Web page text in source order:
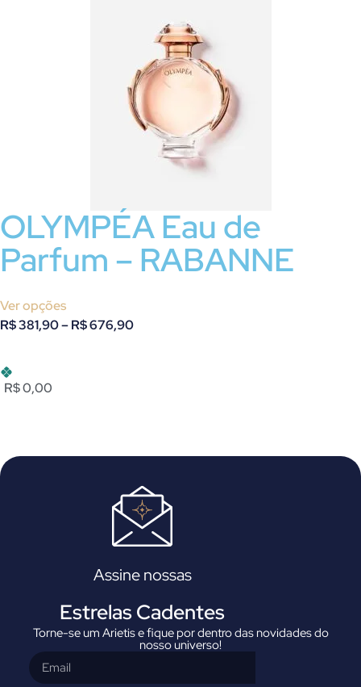
OLYMPÉA Eau de
Parfum – RABANNE
Ver opções
R$381,90–R$676,90
R$ 0,00
Assine nossas
Estrelas Cadentes
Torne-se um Arietis e fique por dentro das novidades do
nosso universo!